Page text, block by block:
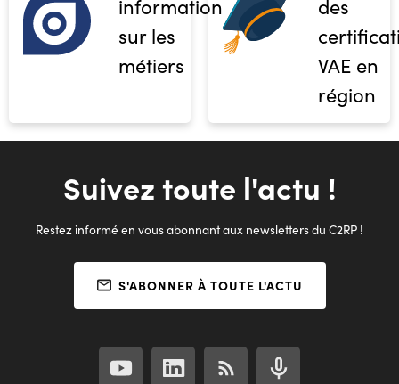
informations
sur les
métiers
des
VAE en
région
Suivez toute l'actu !
Restez informé en vous abonnant aux newsletters du C2RP !
S'ABONNER À TOUTE L'ACTU